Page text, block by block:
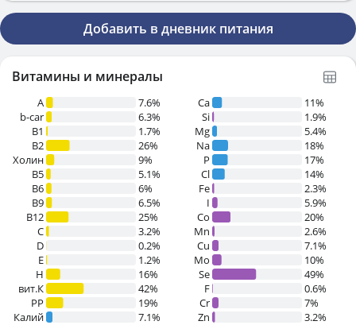
Добавить в дневник питания
Витамины и минералы
A
7.6%
b-car
6.3%
В1
1.7%
B2
26%
Холин
9%
B5
5.1%
B6
6%
B9
6.5%
B12
25%
C
3.2%
D
0.2%
E
1.2%
H
16%
вит.К
42%
PP
19%
Калий
7.1%
Ca
11%
Si
1.9%
Mg
5.4%
Na
18%
P
17%
Cl
14%
Fe
2.3%
I
5.9%
Co
20%
Mn
2.6%
Cu
7.1%
Mo
10%
Se
49%
F
0.6%
Cr
7%
Zn
3.2%